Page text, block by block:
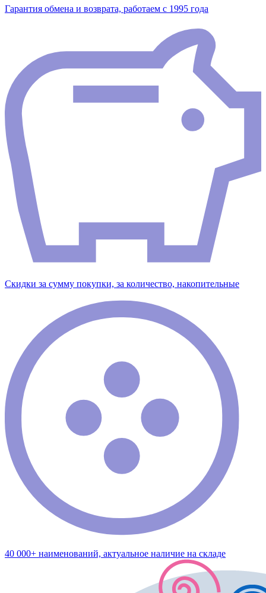
Гарантия обмена и возврата, работаем с 1995 года
Скидки за сумму покупки, за количество, накопительные
40 000+ наименований, актуальное наличие на складе